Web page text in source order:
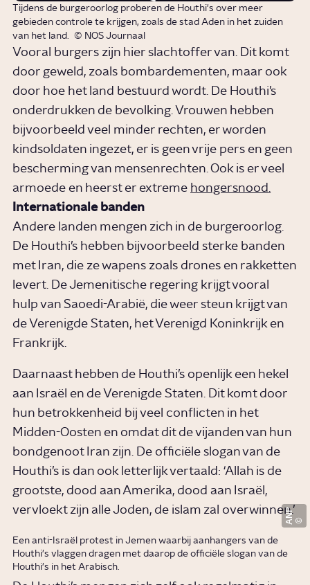
Tijdens de burgeroorlog proberen de Houthi's over meer
gebieden controle te krijgen, zoals de stad Aden in het zuiden
van het land. © NOS Journaal
Vooral burgers zijn hier slachtoffer van. Dit komt
door geweld, zoals bombardementen, maar ook
door hoe het land bestuurd wordt. De Houthi’s
onderdrukken de bevolking. Vrouwen hebben
bijvoorbeeld veel minder rechten, er worden
kindsoldaten ingezet, er is geen vrije pers en geen
bescherming van mensenrechten. Ook is er veel
armoede en heerst er extreme hongersnood.
Internationale banden
Andere landen mengen zich in de burgeroorlog.
De Houthi’s hebben bijvoorbeeld sterke banden
met Iran, die ze wapens zoals drones en rakketten
levert. De Jemenitische regering krijgt vooral
hulp van Saoedi-Arabië, die weer steun krijgt van
de Verenigde Staten, het Verenigd Koninkrijk en
Frankrijk.
Daarnaast hebben de Houthi’s openlijk een hekel
aan Israël en de Verenigde Staten. Dit komt door
hun betrokkenheid bij veel conflicten in het
Midden-Oosten en omdat dit de vijanden van hun
bondgenoot Iran zijn. De officiële slogan van de
Houthi’s is dan ook letterlijk vertaald: ‘Allah is de
grootste, dood aan Amerika, dood aan Israël,
vervloekt zijn alle Joden, de islam zal overwinnen.’
ANP
Een anti-Israël protest in Jemen waarbij aanhangers van de
Houthi's vlaggen dragen met daarop de officiële slogan van de
Houthi's in het Arabisch.